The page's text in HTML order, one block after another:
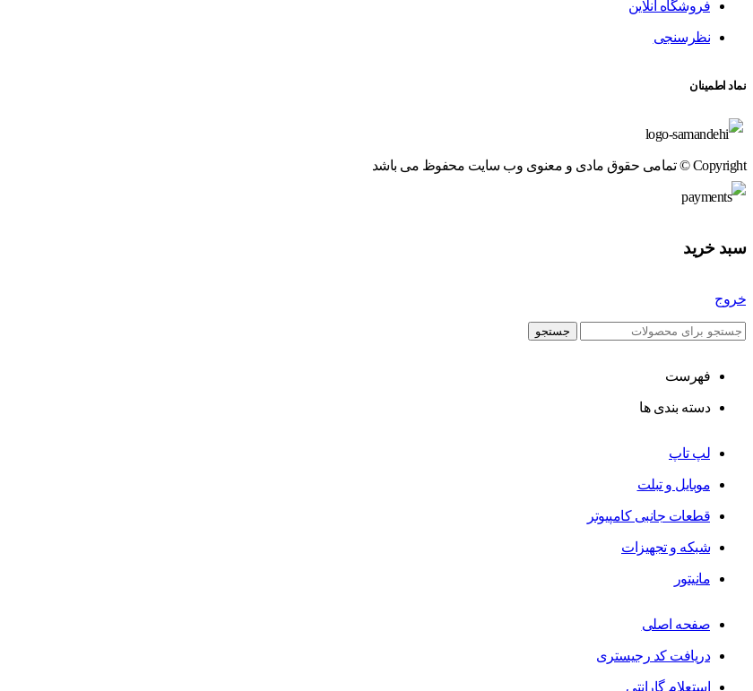
فروشگاه آنلاین
نظرسنجی
نماد اطمینان
Copyright © تمامی حقوق مادی و معنوی وب سایت محفوظ می باشد
سبد خرید
خروج
جستجو
فهرست
دسته بندی ها
لپ تاپ
موبایل و تبلت
قطعات جانبی کامپیوتر
شبکه و تجهیزات
مانیتور
صفحه اصلی
دریافت کد رجیستری
استعلام گارانتی